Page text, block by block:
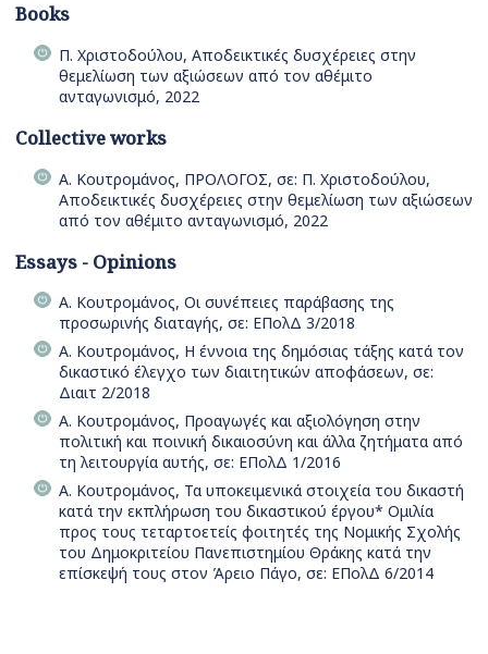
Books
Π. Χριστοδούλου, Αποδεικτικές δυσχέρειες στην
θεμελίωση των αξιώσεων από τον αθέμιτο
ανταγωνισμό, 2022
Collective works
Α. Κουτρομάνος, ΠΡΟΛΟΓΟΣ, σε: Π. Χριστοδούλου,
Αποδεικτικές δυσχέρειες στην θεμελίωση των αξιώσεων
από τον αθέμιτο ανταγωνισμό, 2022
Essays - Opinions
Α. Κουτρομάνος, Οι συνέπειες παράβασης της
προσωρινής διαταγής, σε: ΕΠολΔ 3/2018
Α. Κουτρομάνος, Η έννοια της δημόσιας τάξης κατά τον
δικαστικό έλεγχο των διαιτητικών αποφάσεων, σε:
Διαιτ 2/2018
Α. Κουτρομάνος, Προαγωγές και αξιολόγηση στην
πολιτική και ποινική δικαιοσύνη και άλλα ζητήματα από
τη λειτουργία αυτής, σε: ΕΠολΔ 1/2016
Α. Κουτρομάνος, Τα υποκειμενικά στοιχεία του δικαστή
κατά την εκπλήρωση του δικαστικού έργου* Ομιλία
προς τους τεταρτοετείς φοιτητές της Νομικής Σχολής
του Δημοκριτείου Πανεπιστημίου Θράκης κατά την
επίσκεψή τους στον Άρειο Πάγο, σε: ΕΠολΔ 6/2014